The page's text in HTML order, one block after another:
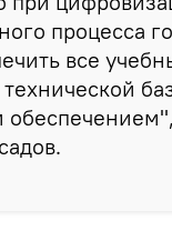
процесса
все